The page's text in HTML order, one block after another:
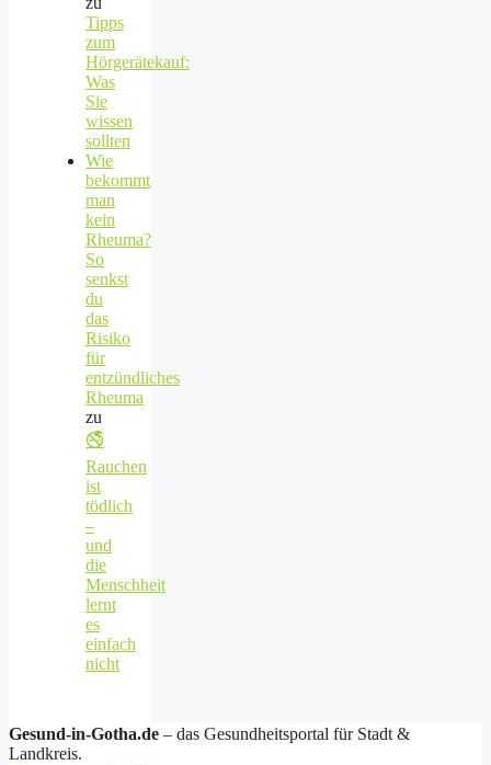
Tipps
zum
Hörgerätekauf:
Was
Sie
wissen
sollten
Wie
bekommt
man
kein
Rheuma?
So
senkst
du
das
Risiko
für
entzündliches
Rheuma
zu
🚭
Rauchen
ist
tödlich
–
und
die
Menschheit
lernt
es
einfach
nicht
Gesund-in-Gotha.de – das Gesundheitsportal für Stadt &
Landkreis.